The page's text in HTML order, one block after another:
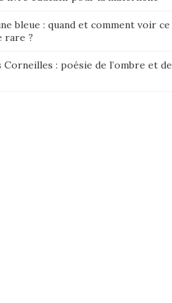
bleue : quand et comment voir ce
rare ?
Corneilles : poésie de l’ombre et de